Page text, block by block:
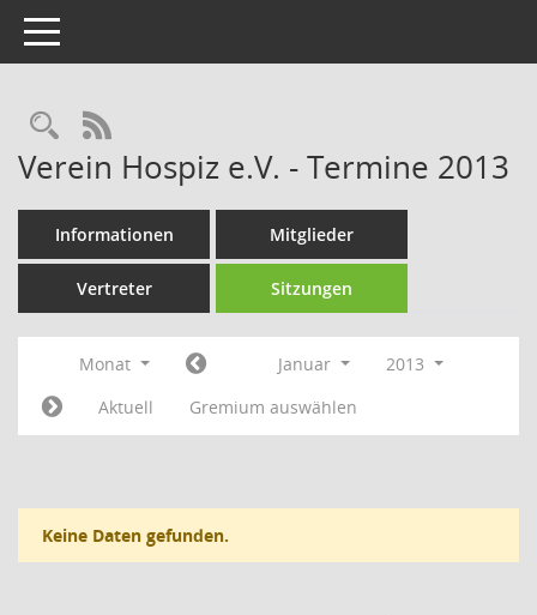
Toggle navigation
Rechercheauswahl
RSS-Feed
Verein Hospiz e.V. - Termine 2013
Informationen Mitglieder
Vertreter Sitzungen
Monat Januar
2013
Aktuell
Gremium auswählen
Keine Daten gefunden.